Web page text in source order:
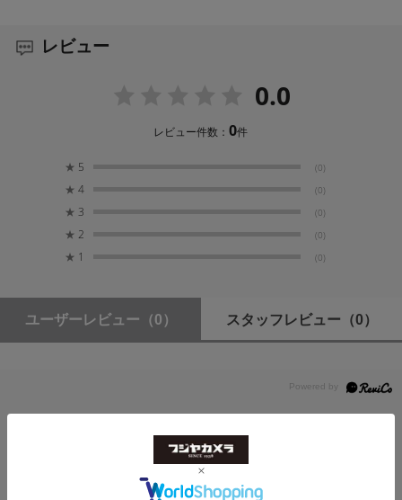
XLR(バランス)＋6.35mm TRS x2
周波数特性：20Hz - 20kHz（+0.2 / -1.2dB）
S/N比：101.8dB（1kHz、+4dBu、A特性）
ゲイン時、40Ωソース、A特性）：-127dBu（最大ゲ
イン、150Ωソース、アンウェイテッド）
最大入力レベル：+13dBu（XLR-パッドON時）、-1
dBu（XLR-パッドOFF時）
時）、-60dBu（XLR-パッドOFF時）
ダイナミックレンジ：110.6dB（A特性）
S/N比：98.6dB（1kHz、+4dBu、A特性）
最大入力レベル：+16dBu
レビュー
0.0
レビュー件数：0件
★ 5 (0)
★ 4 (0)
★ 3 (0)
★ 2 (0)
★ 1 (0)
ユーザーレビュー （0） スタッフレビュー （0）